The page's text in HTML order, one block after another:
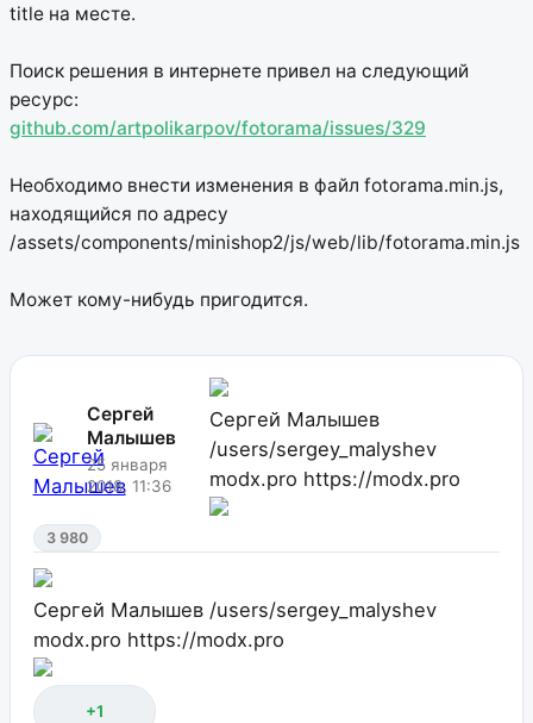
title на месте.
Поиск решения в интернете привел на следующий
ресурс:
github.com/artpolikarpov/fotorama/issues/329
Необходимо внести изменения в файл fotorama.min.js,
находящийся по адресу
/assets/components/minishop2/js/web/lib/fotorama.min.js
Может кому-нибудь пригодится.
Сергей
Малышев
25 января
2018, 11:36
Сергей Малышев
/users/sergey_malyshev
modx.pro https://modx.pro
3 980
Сергей Малышев /users/sergey_malyshev
modx.pro https://modx.pro
+1